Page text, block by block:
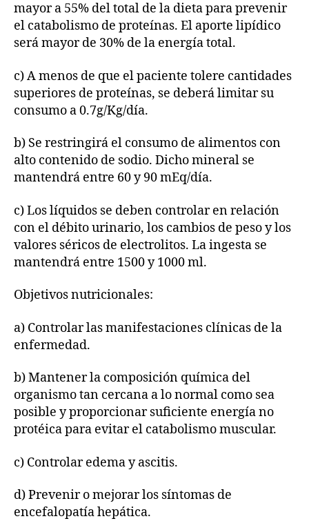
mayor a 55% del total de la dieta para prevenir
el catabolismo de proteínas. El aporte lipídico
será mayor de 30% de la energía total.
c) A menos de que el paciente tolere cantidades
superiores de proteínas, se deberá limitar su
consumo a 0.7g/Kg/día.
b) Se restringirá el consumo de alimentos con
alto contenido de sodio. Dicho mineral se
mantendrá entre 60 y 90 mEq/día.
c) Los líquidos se deben controlar en relación
con el débito urinario, los cambios de peso y los
valores séricos de electrolitos. La ingesta se
mantendrá entre 1500 y 1000 ml.
Objetivos nutricionales:
a) Controlar las manifestaciones clínicas de la
enfermedad.
b) Mantener la composición química del
organismo tan cercana a lo normal como sea
posible y proporcionar suficiente energía no
protéica para evitar el catabolismo muscular.
c) Controlar edema y ascitis.
d) Prevenir o mejorar los síntomas de
encefalopatía hepática.